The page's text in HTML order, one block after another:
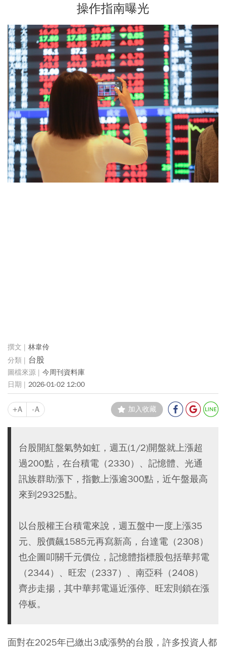
操作指南曝光
林韋伶
台股
今周刊資料庫
2026-01-02 12:00
+A -A 加入收藏
台股開紅盤氣勢如虹，週五(1/2)開盤就上漲超
過200點，在台積電（2330）、記憶體、光通
訊族群助漲下，指數上漲逾300點，近午盤最高
來到29325點。
以台股權王台積電來說，週五盤中一度上漲35
元、股價飆1585元再寫新高，台達電（2308）
也企圖叩關千元價位，記憶體指標股包括華邦電
（2344）、旺宏（2337）、南亞科（2408）
齊步走揚，其中華邦電逼近漲停、旺宏則鎖在漲
停板。
面對在2025年已繳出3成漲勢的台股，許多投資人都